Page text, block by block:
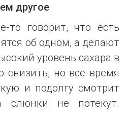
другое
то говорит, что есть
об одном, а делают
уровень сахара в
снизить, но всё время
и подолгу смотрит
слюнки не потекут.